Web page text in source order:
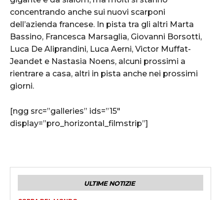
concentrando anche sui nuovi scarponi
dell’azienda francese. In pista tra gli altri Marta
Bassino, Francesca Marsaglia, Giovanni Borsotti,
Luca De Aliprandini, Luca Aerni, Victor Muffat-
Jeandet e Nastasia Noens, alcuni prossimi a
rientrare a casa, altri in pista anche nei prossimi
giorni.
[ngg src=”galleries” ids=”15″
display=”pro_horizontal_filmstrip”]
ULTIME NOTIZIE